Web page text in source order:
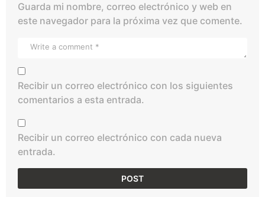
Guarda mi nombre, correo electrónico y web en
este navegador para la próxima vez que comente.
Recibir un correo electrónico con los siguientes
comentarios a esta entrada.
Recibir un correo electrónico con cada nueva
entrada.